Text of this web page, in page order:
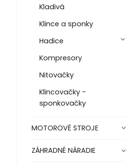
Kladivá
Klince a sponky
Hadice
Kompresory
Nitovačky
Klincovačky -
sponkovačky
MOTOROVÉ STROJE
ZÁHRADNÉ NÁRADIE